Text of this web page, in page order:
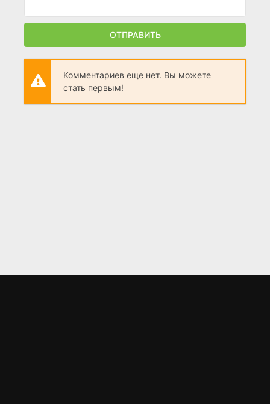
ОТПРАВИТЬ
Комментариев еще нет. Вы можете
стать первым!